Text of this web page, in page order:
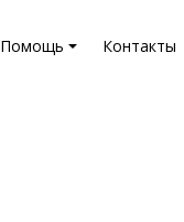
Помощь Контакты